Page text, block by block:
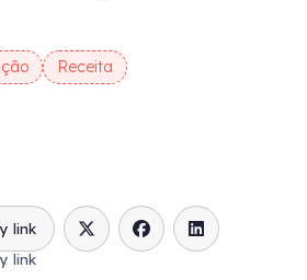
Receita
link